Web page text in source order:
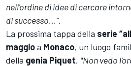
nell'ordine di idee di cercare
di successo...”.
La prossima tappa della serie
maggioa Monaco, un luogo
della genia Piquet. "Non vedo